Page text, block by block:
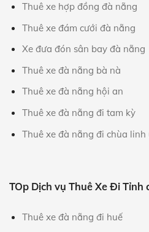
Thuê xe hợp đồng đà nẵng
Thuê xe đám cưới đà nẵng
Xe đưa đón sân bay đà nẵng
Thuê xe đà nẵng bà nà
Thuê xe đà nẵng hội an
Thuê xe đà nẵng đi tam kỳ
Thuê xe đà nẵng đi chùa linh
TOp Dịch vụ Thuê Xe Đi Tỉnh
Thuê xe đà nẵng đi huế